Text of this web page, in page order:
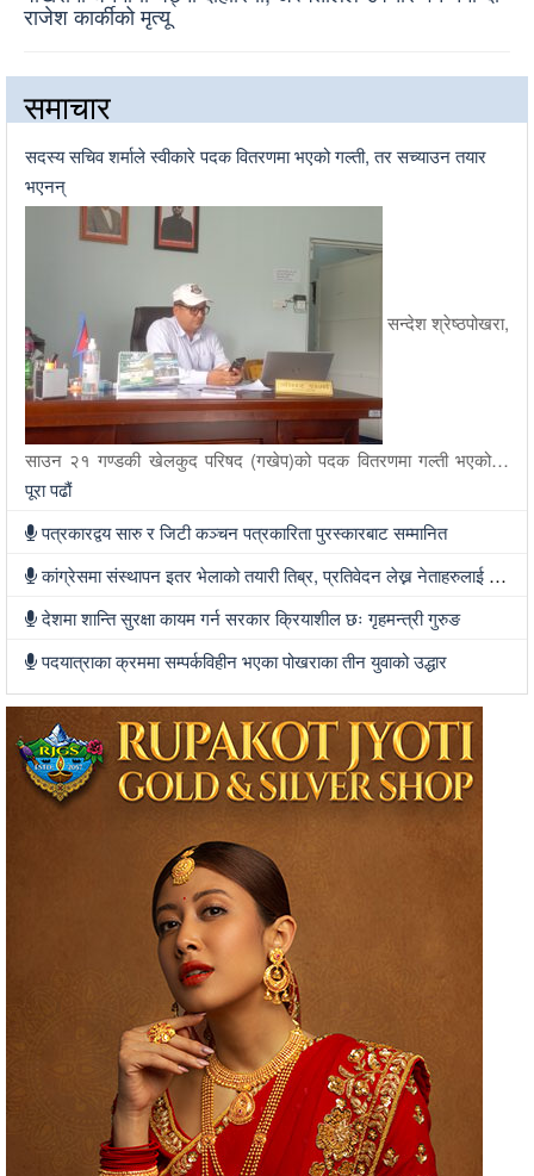
राजेश कार्कीको मृत्यू
समाचार
सदस्य सचिव शर्माले स्वीकारे पदक वितरणमा भएको गल्ती, तर सच्याउन तयार
भएनन्
सन्देश श्रेष्ठपोखरा,
साउन २१ गण्डकी खेलकुद परिषद (गखेप)को पदक वितरणमा गल्ती भएको…
पूरा पढौं
पत्रकारद्वय सारु र जिटी कञ्चन पत्रकारिता पुरस्कारबाट सम्मानित
कांग्रेसमा संस्थापन इतर भेलाको तयारी तिब्र, प्रतिवेदन लेख्न नेताहरुलाई जिम्मेवारी, भेलामा सहभागी हुन देउवा फर्कदैं
देशमा शान्ति सुरक्षा कायम गर्न सरकार क्रियाशील छः गृहमन्त्री गुरुङ
पदयात्राका क्रममा सम्पर्कविहीन भएका पोखराका तीन युवाको उद्धार